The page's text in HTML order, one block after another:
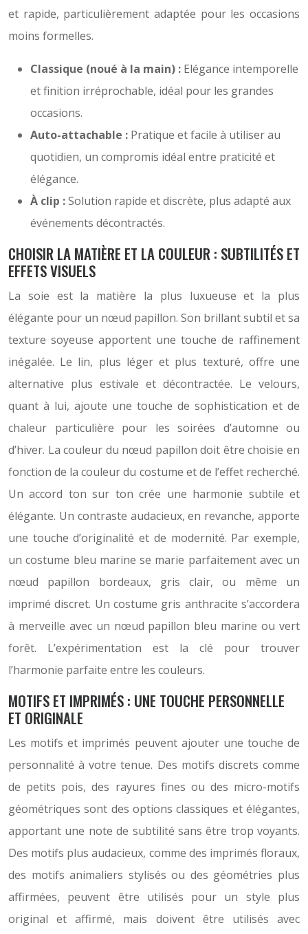
et rapide, particulièrement adaptée pour les occasions
moins formelles.
Classique (noué à la main) : Elégance intemporelle
et finition irréprochable, idéal pour les grandes
occasions.
Auto-attachable : Pratique et facile à utiliser au
quotidien, un compromis idéal entre praticité et
élégance.
À clip :Solution rapide et discrète, plus adapté aux
événements décontractés.
CHOISIR LA MATIÈRE ET LA COULEUR : SUBTILITÉS ET
EFFETS VISUELS
La soie est la matière la plus luxueuse et la plus
élégante pour un nœud papillon. Son brillant subtil et sa
texture soyeuse apportent une touche de raffinement
inégalée. Le lin, plus léger et plus texturé, offre une
alternative plus estivale et décontractée. Le velours,
quant à lui, ajoute une touche de sophistication et de
chaleur particulière pour les soirées d’automne ou
d’hiver. La couleur du nœud papillon doit être choisie en
fonction de la couleur du costume et de l’effet recherché.
Un accord ton sur ton crée une harmonie subtile et
élégante. Un contraste audacieux, en revanche, apporte
une touche d’originalité et de modernité. Par exemple,
un costume bleu marine se marie parfaitement avec un
nœud papillon bordeaux, gris clair, ou même un
imprimé discret. Un costume gris anthracite s’accordera
à merveille avec un nœud papillon bleu marine ou vert
forêt. L’expérimentation est la clé pour trouver
l’harmonie parfaite entre les couleurs.
MOTIFS ET IMPRIMÉS : UNE TOUCHE PERSONNELLE
ET ORIGINALE
Les motifs et imprimés peuvent ajouter une touche de
personnalité à votre tenue. Des motifs discrets comme
de petits pois, des rayures fines ou des micro-motifs
géométriques sont des options classiques et élégantes,
apportant une note de subtilité sans être trop voyants.
Des motifs plus audacieux, comme des imprimés floraux,
des motifs animaliers stylisés ou des géométries plus
affirmées, peuvent être utilisés pour un style plus
original et affirmé, mais doivent être utilisés avec